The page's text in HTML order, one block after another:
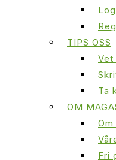
TIPS OSS
Vet
Ta
OM
Fri